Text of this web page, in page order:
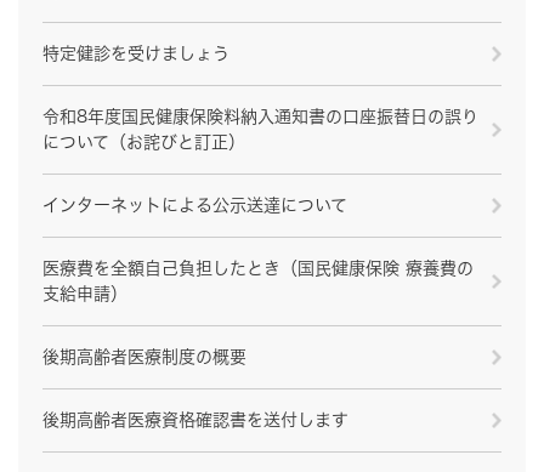
特定健診を受けましょう
令和8年度国民健康保険料納入通知書の口座振替日の誤り
について（お詫びと訂正）
インターネットによる公示送達について
医療費を全額自己負担したとき（国民健康保険 療養費の
支給申請）
後期高齢者医療制度の概要
後期高齢者医療資格確認書を送付します